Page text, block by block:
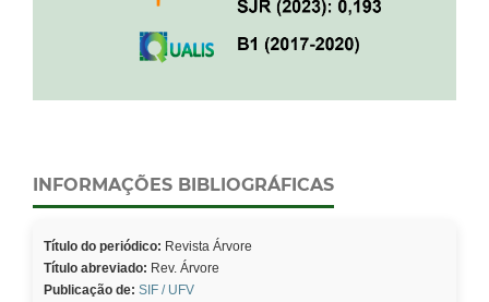
INFORMAÇÕES BIBLIOGRÁFICAS
Título do periódico: Revista Árvore
Título abreviado: Rev. Árvore
Publicação de: SIF / UFV